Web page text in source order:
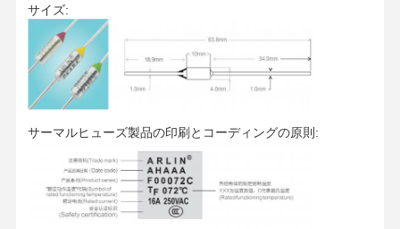
サイズ:
サーマルヒューズ製品の印刷とコーディングの原則: